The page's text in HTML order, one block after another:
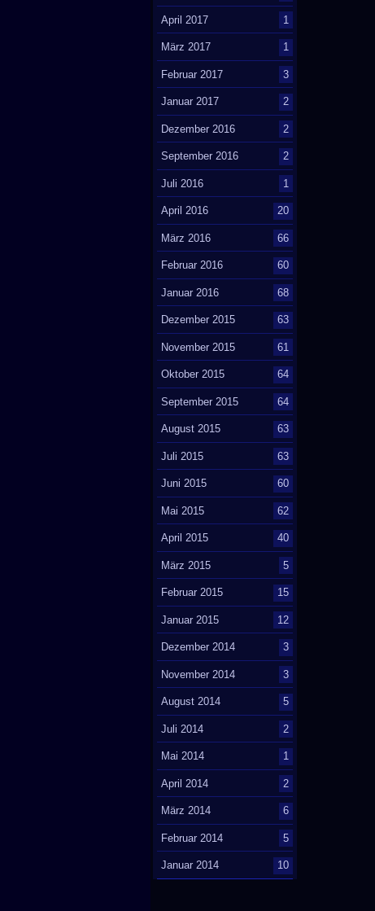
April 2017 1
März 2017 1
Februar 2017 3
Januar 2017 2
Dezember 2016 2
September 2016 2
Juli 2016 1
April 2016 20
März 2016 66
Februar 2016 60
Januar 2016 68
Dezember 2015 63
November 2015 61
Oktober 2015 64
September 2015 64
August 2015 63
Juli 2015 63
Juni 2015 60
Mai 2015 62
April 2015 40
März 2015 5
Februar 2015 15
Januar 2015 12
Dezember 2014 3
November 2014 3
August 2014 5
Juli 2014 2
Mai 2014 1
April 2014 2
März 2014 6
Februar 2014 5
Januar 2014 10